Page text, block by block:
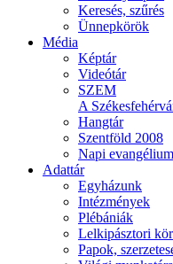
Keresés, szűrés
Ünnepkörök
Média
Képtár
Videótár
SZEM
A
Hangtár
Szentföld 2008
Napi evangélium
Adattár
Egyházunk
Intézmények
Plébániák
Lelkipásztori
Papok,